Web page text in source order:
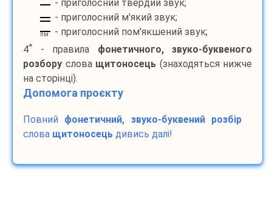
- приголосний твердий звук;
- приголосний м'який звук;
пм
- приголосний пом'якшений звук;
4* - правила фонетичного, звуко-буквеного
розбору слова щитоносець (знаходяться нижче
на сторінці).
Допомога проєкту
Повний фонетичний, звуко-буквений розбір
слова щитоносець дивись далі!